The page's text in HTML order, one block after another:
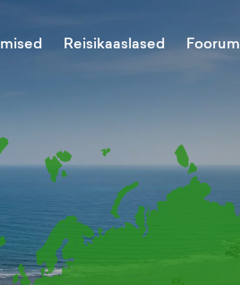
Reisikaaslased Foorum